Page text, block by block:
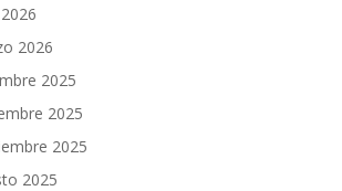
2026
2025
2025
2025
2025